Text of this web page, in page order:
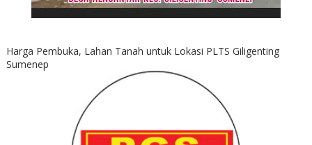
Harga Pembuka, Lahan Tanah untuk Lokasi PLTS Giligenting
Sumenep